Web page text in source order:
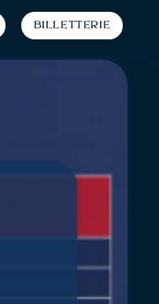
Billetterie